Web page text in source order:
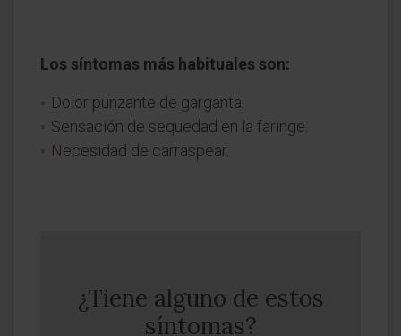
Los síntomas más habituales son:
Dolor punzante de garganta.
Sensación de sequedad en la faringe.
Necesidad de carraspear.
¿Tiene alguno de estos
síntomas?